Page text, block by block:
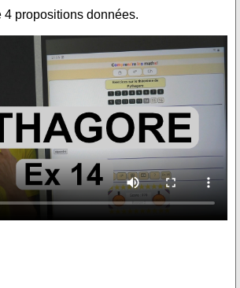
4 propositions données.